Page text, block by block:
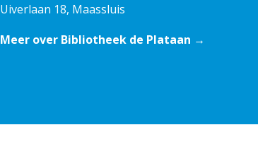
Uiverlaan 18, Maassluis
Meer over Bibliotheek de Plataan →